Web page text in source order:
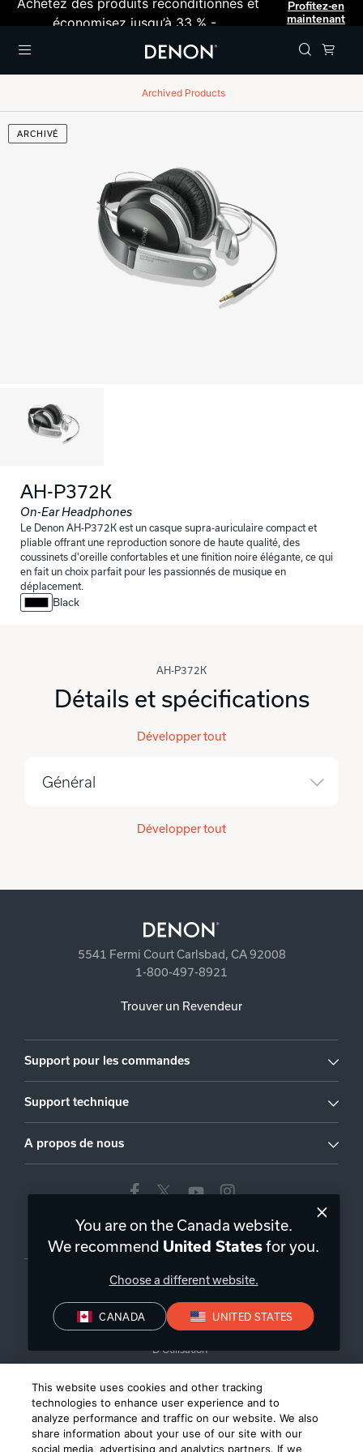
Achetez des produits reconditionnés et
économisez jusqu’à 33 % -
Profitez-en
maintenant
Archived Products
ARCHIVÉ
AH-P372K
On-Ear Headphones
Le Denon AH-P372K est un casque supra-auriculaire compact et
pliable offrant une reproduction sonore de haute qualité, des
coussinets d'oreille confortables et une finition noire élégante, ce qui
en fait un choix parfait pour les passionnés de musique en
déplacement.
Black
AH-P372K
Détails et spécifications
Développer tout
Général
Développer tout
5541 Fermi Court Carlsbad, CA 92008
1-800-497-8921
Trouver un Revendeur
Support pour les commandes
Support technique
A propos de nous
Canada| FR
Politique de Confidentialité Conditions de Vente
Conditions
D’Utilisation
© 2026 Harman International Industries, Incorporated. All rights
reserved.
You are on the Canada website.
We recommend United Statesfor you.
Choose a different website.
CANADA UNITED STATES
This website uses cookies and other tracking
technologies to enhance user experience and to
analyze performance and traffic on our website. We also
share information about your use of our site with our
social media, advertising and analytics partners. If we